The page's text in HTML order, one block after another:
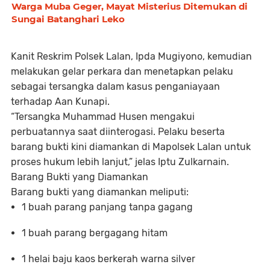
Warga Muba Geger, Mayat Misterius Ditemukan di
Sungai Batanghari Leko
Kanit Reskrim Polsek Lalan, Ipda Mugiyono, kemudian
melakukan gelar perkara dan menetapkan pelaku
sebagai tersangka dalam kasus penganiayaan
terhadap Aan Kunapi.
“Tersangka Muhammad Husen mengakui
perbuatannya saat diinterogasi. Pelaku beserta
barang bukti kini diamankan di Mapolsek Lalan untuk
proses hukum lebih lanjut,” jelas Iptu Zulkarnain.
Barang Bukti yang Diamankan
Barang bukti yang diamankan meliputi:
1 buah parang panjang tanpa gagang
1 buah parang bergagang hitam
1 helai baju kaos berkerah warna silver